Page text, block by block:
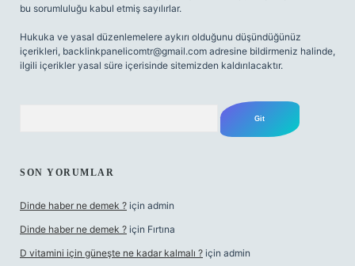
bu sorumluluğu kabul etmiş sayılırlar.
Hukuka ve yasal düzenlemelere aykırı olduğunu düşündüğünüz
içerikleri, backlinkpanelicomtr@gmail.com adresine bildirmeniz halinde,
ilgili içerikler yasal süre içerisinde sitemizden kaldırılacaktır.
SON YORUMLAR
Dinde haber ne demek ? için admin
Dinde haber ne demek ? için Fırtına
D vitamini için güneşte ne kadar kalmalı ? için admin